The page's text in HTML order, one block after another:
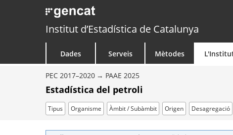
Institut d’Estadística de Catalunya
Dades Serveis Mètodes
PEC 2017–2020 PAAE 2025
Estadística del petroli
Tipus Organisme Àmbit / Subàmbit Origen Desagregació